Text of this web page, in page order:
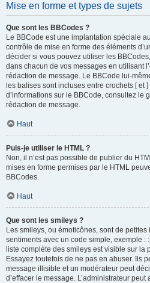
Mise en forme et types de sujets
Que sont les BBCodes ?
Le BBCode est une implantation spéciale
contrôle de mise en forme des éléments
décider si vous pouvez utiliser les
dans chacun de vos messages en utilisant
rédaction de message. Le BBCode lui-
les balises sont incluses entre crochets [ et
d’informations sur le BBCode, consultez le
rédaction de message.
Haut
Puis-je utiliser le HTML ?
Non, il n’est pas possible de publier du
mises en forme permises par le HTML
BBCodes.
Haut
Que sont les smileys ?
Les smileys, ou émoticônes, sont de
sentiments avec un code simple, exemple :
liste complète des smileys est visible sur la
Essayez toutefois de ne pas en abuser. Ils
message illisible et un modérateur peut
d’effacer le message. L’administrateur